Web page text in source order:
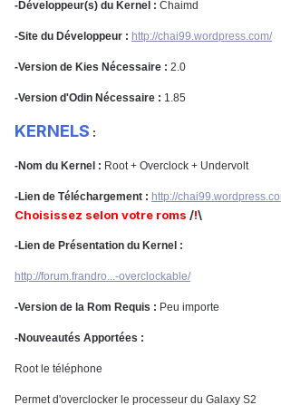
-Développeur(s) du Kernel : Chaimd
-Site du Développeur : http://chai99.wordpress.com/
-Version de Kies Nécessaire : 2.0
-Version d'Odin Nécessaire : 1.85
KERNELS :
-Nom du Kernel : Root + Overclock + Undervolt
-Lien de Téléchargement : http://
Choisissez selon votre roms /!\
-Lien de Présentation du Kernel :
http://forum.frandro...-overclockable/
-Version de la Rom Requis : Peu importe
-Nouveautés Apportées :
Root le téléphone
Permet d'overclocker le processeur du Galaxy S2